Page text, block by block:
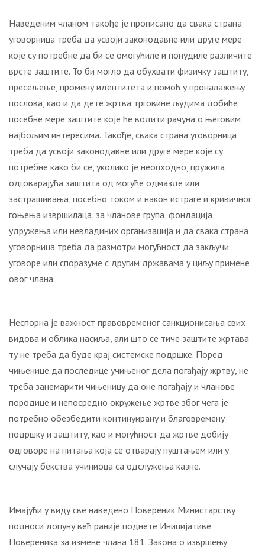
Наведеним чланом такође је прописано да свака страна
уговорница треба да усвоји законодавне или друге мере
које су потребне да би се омогућиле и понудиле различите
врсте заштите. То би могло да обухвати физичку заштиту,
пресељење, промену идентитета и помоћ у проналажењу
послова, као и да дете жртва трговине људима добиће
посебне мере заштите које ће водити рачуна о његовим
најбољим интересима. Такође, свака страна уговорница
треба да усвоји законодавне или друге мере које су
потребне како би се, уколико је неопходно, пружила
одговарајућа заштита од могуће одмазде или
застрашивања, посебно током и након истраге и кривичног
гоњења извршилаца, за чланове група, фондација,
удружења или невладиних организација и да свака страна
уговорница треба да размотри могућност да закључи
уговоре или споразуме с другим државама у циљу примене
овог члана.
Неспорна је важност правовременог санкционисања свих
видова и облика насиља, али што се тиче заштите жртава
ту не треба да буде крај системске подршке. Поред
чињенице да последице учињеног дела погађају жртву, не
треба занемарити чињеницу да оне погађају и чланове
породице и непосредно окружење жртве због чега је
потребно обезбедити континуирану и благовремену
подршку и заштиту, као и могућност да жртве добију
одговоре на питања која се отварају пуштањем или у
случају бекства учиниоца са одслужења казне.
Имајући у виду све наведено Повереник Министарству
подноси допуну већ раније поднете Иницијативе
Повереника за измене члана 181. Закона о извршењу